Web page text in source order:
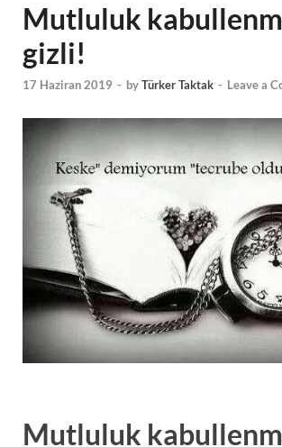
Mutluluk
gizli!
17 Haziran 2019 - byTürker Taktak - Leave a
Mutluluk